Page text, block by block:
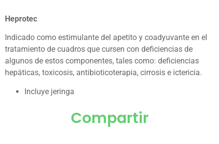
Heprotec
Indicado como estimulante del apetito y coadyuvante en el
tratamiento de cuadros que cursen con deficiencias de
algunos de estos componentes, tales como: deficiencias
hepáticas, toxicosis, antibioticoterapia, cirrosis e ictericia.
Incluye jeringa
Compartir